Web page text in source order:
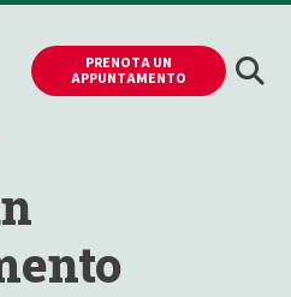
PRENOTA UN
APPUNTAMENTO